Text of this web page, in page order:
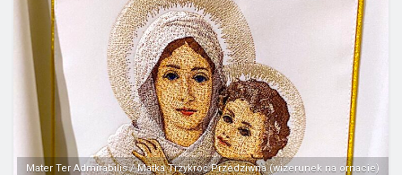
Mater Ter Admirabilis / Matka Trzykroć Przedziwna (wizerunek na ornacie)